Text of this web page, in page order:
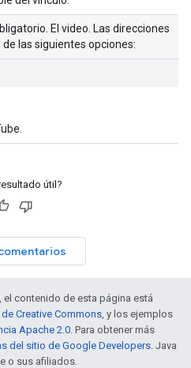
El video. Las direcciones
las siguientes opciones:
útil?
contenido de esta página está
Creative Commons, y los ejemplos
Apache 2.0. Para obtener más
del sitio de Google Developers. Java
o sus afiliados.